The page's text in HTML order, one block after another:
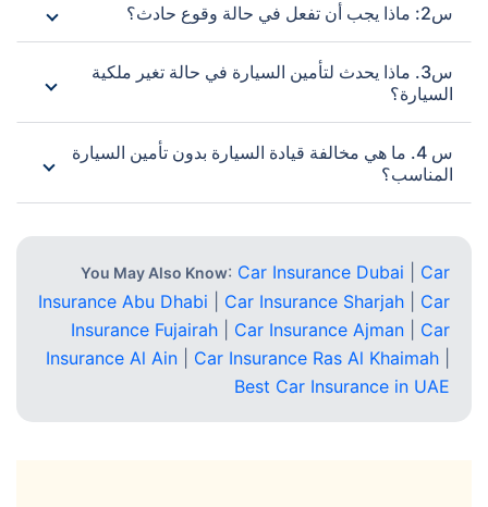
س2: ماذا يجب أن تفعل في حالة وقوع حادث؟
س3. ماذا يحدث لتأمين السيارة في حالة تغير ملكية
السيارة؟
س 4. ما هي مخالفة قيادة السيارة بدون تأمين السيارة
المناسب؟
You May Also Know: Car Insurance Dubai
Car
Insurance Abu Dhabi
Car Insurance Sharjah
Car
Insurance Fujairah
Car Insurance Ajman
Car
Insurance Al Ain
Car Insurance Ras Al Khaimah
Best Car Insurance in UAE